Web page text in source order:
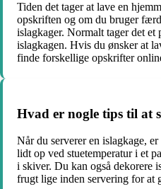
Tiden det tager at lave en
opskriften og om du bruger
islagkager. Normalt tager det et
islagkagen. Hvis du ønsker at
finde forskellige opskrifter
Hvad er nogle tips til at
Når du serverer en islagkage,
lidt op ved stuetemperatur i et
i skiver. Du kan også dekorere
frugt lige inden servering for at